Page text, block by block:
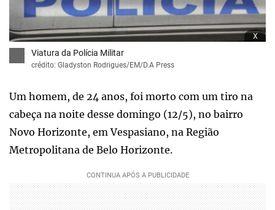
x
Viatura da Polícia Militar
crédito: Gladyston Rodrigues/EM/D.A Press
Um homem, de 24 anos, foi morto com um tiro na
cabeça na noite desse domingo (12/5), no bairro
Novo Horizonte, em Vespasiano, na Região
Metropolitana de Belo Horizonte.